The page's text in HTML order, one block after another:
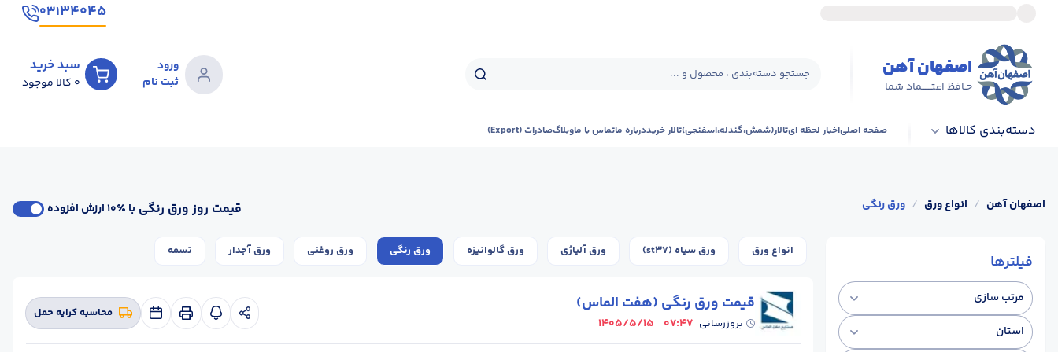
۳۴۰۴۵۰۳۱
اصفهان آهن
حـافظ اعتــــــماد شما
جستجو دسته‌بندی ، محصول و ...
ورود
ثبت نام
سبد خرید
0 کالا موجود
دسته‌بندی کالاها صفحه اصلیاخبار لحظه ایتالار(شمش،گندله،اسفنجی)تالار خریددرباره ماتماس با ماوبلاگصادرات (Export)
اصفهان آهن / انواع ورق / ورق رنگی قیمت روز ورق رنگی با ٪۱۰ ارزش افزوده
فیلترها
مرتب سازی
استان
انواع ورق ورق سیاه (st37) ورق آلیاژی ورق گالوانیزه ورق رنگی ورق روغنی ورق آجدار تسمه
قیمت ورق رنگی (هفت الماس)
بروزرسانی 07:47
1405/5/15
محاسبه کرایه حمل